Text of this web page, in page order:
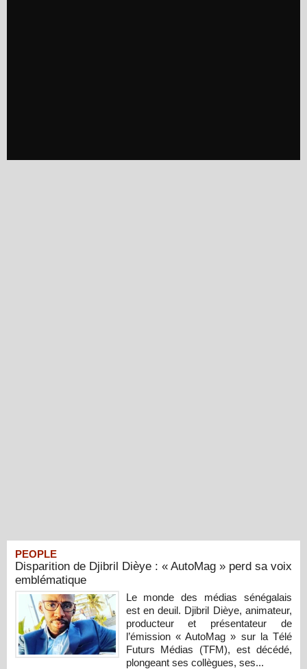
PEOPLE
Disparition de Djibril Dièye : « AutoMag » perd sa voix
emblématique
Le monde des médias sénégalais
est en deuil. Djibril Dièye, animateur,
producteur et présentateur de
l’émission « AutoMag » sur la Télé
Futurs Médias (TFM), est décédé,
plongeant ses collègues, ses...